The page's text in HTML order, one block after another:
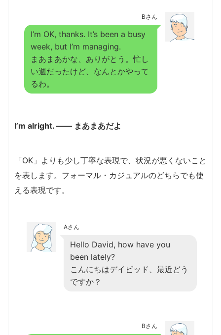
Bさん
I’m OK, thanks. It’s been a busy
week, but I’m managing.
まあまあかな、ありがとう。忙し
い週だったけど、なんとかやって
るわ。
I’m alright. ―― まあまあだよ
「OK」よりも少し丁寧な表現で、状況が悪くないこと
を表します。フォーマル・カジュアルのどちらでも使
える表現です。
Aさん
Hello David, how have you
been lately?
こんにちはデイビッド、最近どう
ですか？
Bさん